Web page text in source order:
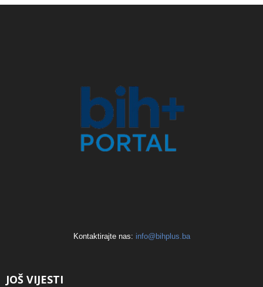
Kontaktirajte nas: info@bihplus.ba
JOŠ VIJESTI